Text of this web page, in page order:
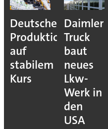
Deutsche
Produktion
auf
stabilem
Kurs
Daimler
Truck
baut
neues
Lkw-
Werk in
den
USA